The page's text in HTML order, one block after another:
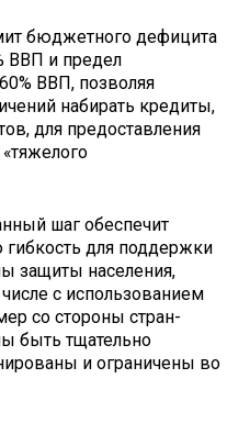
бюджетного дефицита
ВВП и предел
ВВП, позволяя
набирать кредиты,
для предоставления
шаг обеспечит
для поддержки
защиты населения,
с использованием
со стороны стран-
быть тщательно
и ограничены во